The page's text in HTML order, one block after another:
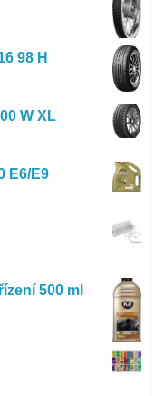
98 H
W XL
E6/E9
500 ml